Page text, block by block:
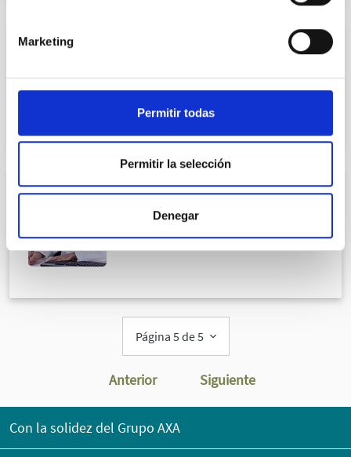
Marketing
Permitir todas
Permitir la selección
Denegar
UROLOGÍA
Dr. Luis Alberto Asensio Lahoz
Página 5 de 5
Anterior Siguiente
Con la solidez del Grupo AXA